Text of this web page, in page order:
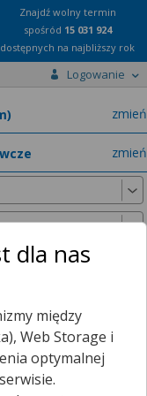
Znajdź wolny termin
spośród 15 031 924
dostępnych na najbliższy rok
Logowanie
zmień
zmień
25 km , dlatego
50 km
dla nas
między
Web Storage i
optymalnej